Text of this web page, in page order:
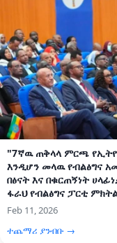
"7ኛዉ ጠቅላላ ምርጫ
እንዲሆን መላዉ የብልፅግና
በፅናት እና በቁርጠኝነት
ፋራህ የብልፅግና ፓርቲ
Feb 11, 2026
ተጨማሪ ያንብቡ →